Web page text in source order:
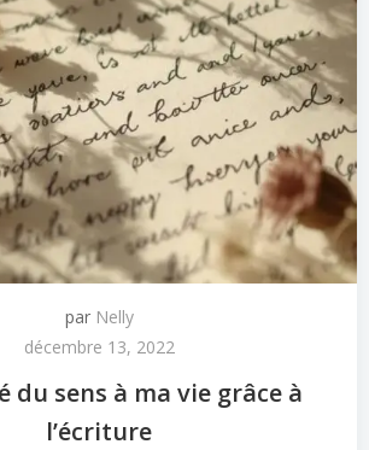
par Nelly
décembre 13, 2022
du sens à ma vie grâce à
l’écriture